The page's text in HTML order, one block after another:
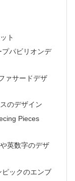
ト
パビリオンデ
ァサードデザ
のデザイン
Pieces
英数字のデザ
ックのエンブ